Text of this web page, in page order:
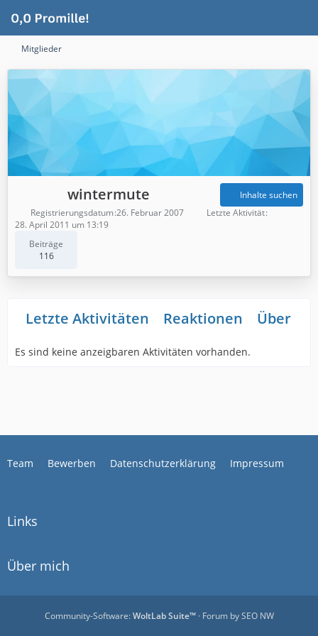
Mitglieder
wintermute
Beiträge
116
Inhalte suchen
Registrierungsdatum 26. Februar 2007
Letzte Aktivität
28. April 2011 um 13:19
Letzte Aktivitäten Reaktionen Über
Es sind keine anzeigbaren Aktivitäten vorhanden.
Team Bewerben Datenschutzerklärung Impressum
Links
Über mich
Community-Software:WoltLab Suite™· Forum bySEO NW